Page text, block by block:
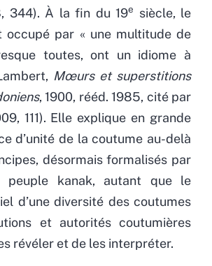
344). À la fin du 19e
siècle, le
par « une multitude de
toutes, ont un idiome à
Mœurs et superstitions
, 1900, rééd. 1985, cité par
111). Elle explique en grande
d’unité de la coutume au-delà
désormais formalisés par
kanak, autant que le
d’une diversité des coutumes
et autorités coutumières
révéler et de les interpréter.